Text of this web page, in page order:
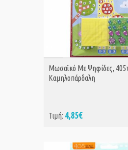
ΑΓΟΡΑ
Μωσαϊκό Με Ψηφίδες,
Καμηλοπάρδαλη
Τιμή: 4,85€